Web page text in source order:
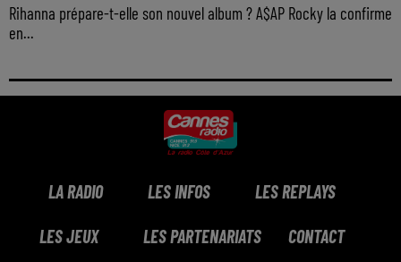
Rihanna prépare-t-elle son nouvel album ? A$AP Rocky la confirme
en...
LA RADIO LES INFOS LES REPLAYS
LES JEUX LES PARTENARIATS CONTACT